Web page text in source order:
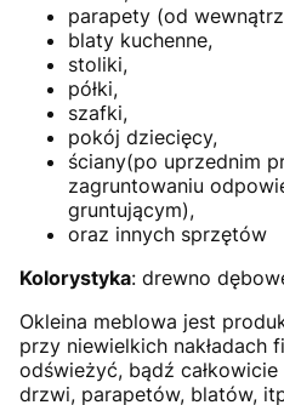
parapety (od
blaty kuchenne,
stoliki,
półki,
szafki,
pokój dziecięcy,
ściany(po uprzednim
zagruntowaniu
gruntującym),
oraz innych sprzętów
Kolorystyka: drewno
Okleina meblowa jest
przy niewielkich nakładach
odświeżyć, bądź
drzwi, parapetów, blatów,